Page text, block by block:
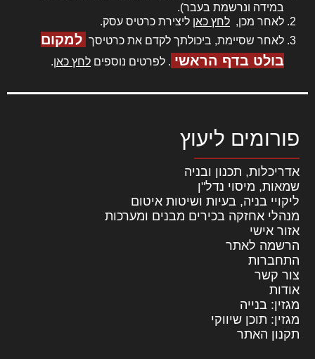
במידה ונרשמת בעבר).
לאחר מכן, לחץ כאן ליצירת כרטיס עסק.
לאחר שסיימת, ביכולתך לקדם את כרטיסך למקום
בולט בדף הראשי . לפרטים נוספים לחץ כאן.
פורומים ליעוץ
אדריכלות, תכנון ובניה
שמאות, מיסוי נדל"ן
ליקויי בניה, בעיות ושיטות איטום
מנהלי אחזקה בכירים מבנים ומערכות
אזור אישי
הרשמה לאתר
התחברות
צור קשר
אודות
מגזין: בנייה
מגזין: תוכן שיווקי
תקנון האתר